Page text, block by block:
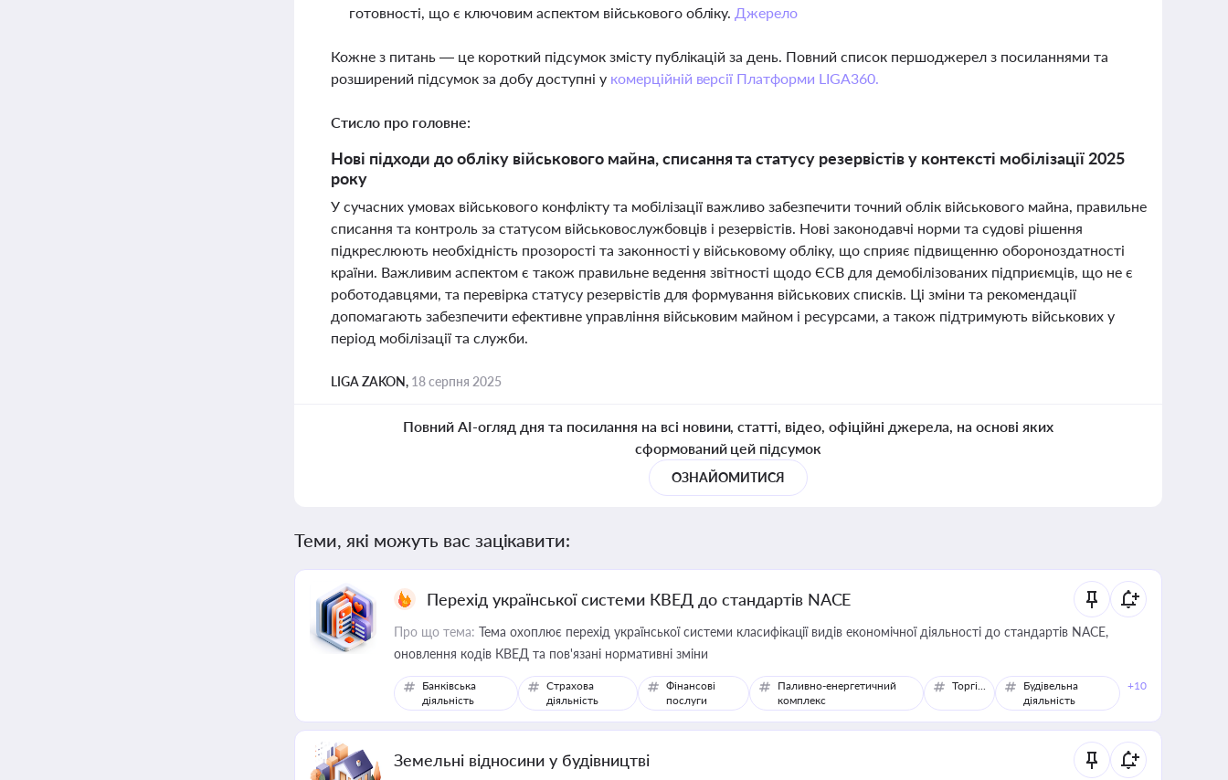
готовності, що є ключовим аспектом військового обліку. Джерело
Кожне з питань — це короткий підсумок змісту публікацій за день. Повний список першоджерел з посиланнями та
розширений підсумок за добу доступні у комерційній версії Платформи LIGA360.
Стисло про головне:
Нові підходи до обліку військового майна, списання та статусу резервістів у контексті мобілізації 2025
року
У сучасних умовах військового конфлікту та мобілізації важливо забезпечити точний облік військового майна, правильне
списання та контроль за статусом військовослужбовців і резервістів. Нові законодавчі норми та судові рішення
підкреслюють необхідність прозорості та законності у військовому обліку, що сприяє підвищенню обороноздатності
країни. Важливим аспектом є також правильне ведення звітності щодо ЄСВ для демобілізованих підприємців, що не є
роботодавцями, та перевірка статусу резервістів для формування військових списків. Ці зміни та рекомендації
допомагають забезпечити ефективне управління військовим майном і ресурсами, а також підтримують військових у
період мобілізації та служби.
LIGA ZAKON, 18 серпня 2025
Повний AI-огляд дня та посилання на всі новини, статті, відео, офіційні джерела, на основі яких
сформований цей підсумок
ОЗНАЙОМИТИСЯ
Теми, які можуть вас зацікавити:
Перехід української системи КВЕД до стандартів NACE
Про що тема: Тема охоплює перехід української системи класифікації видів економічної діяльності до стандартів NACE,
оновлення кодів КВЕД та пов'язані нормативні зміни
Банківська
діяльність
Страхова
діяльність
Фінансові
послуги
Паливно-енергетичний
комплекс
Торгівля
Будівельна
діяльність
+10
Земельні відносини у будівництві